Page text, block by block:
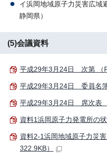
イ浜岡地域原子力災害広域
静岡県）
(5)会議資料
平成29年3月24日 次第 （
平成29年3月24日 委員名
平成29年3月24日 席次表
資料1浜岡原子力発電所の
資料2-1浜岡地域原子力災
322.9KB）